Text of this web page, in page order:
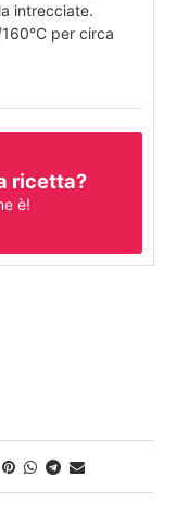
intrecciate.
per circa
ricetta?
è!